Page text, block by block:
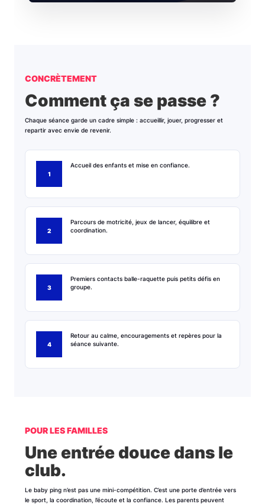
CONCRÈTEMENT
Comment ça se passe ?
Chaque séance garde un cadre simple : accueillir, jouer, progresser et
repartir avec envie de revenir.
Accueil des enfants et mise en confiance.
Parcours de motricité, jeux de lancer, équilibre et
coordination.
Premiers contacts balle-raquette puis petits défis en
groupe.
Retour au calme, encouragements et repères pour la
séance suivante.
POUR LES FAMILLES
Une entrée douce dans le
club.
Le baby ping n’est pas une mini-compétition. C’est une porte d’entrée vers
le sport, la coordination, l’écoute et la confiance. Les parents peuvent